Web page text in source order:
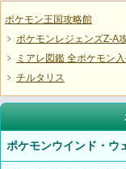
ポケモン王国攻略館
ポケモンレジェンズZ-A
ミアレ図鑑 全ポケモン
チルタリス
ポケモンウインド・ウ